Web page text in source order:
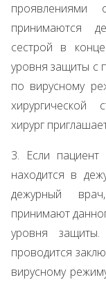
проявлениями
принимаются
сестрой в
уровня защиты с
по вирусному
хирургической
хирург
3. Если
находится в
дежурный
принимают
уровня
проводится
вирусному